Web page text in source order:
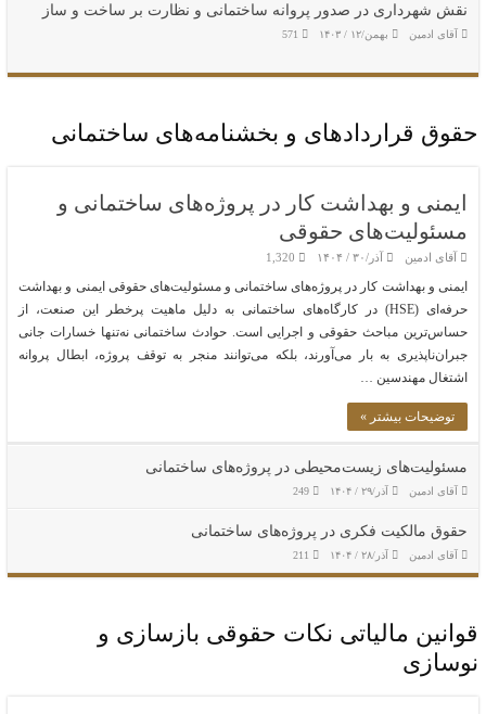
نقش شهرداری در صدور پروانه ساختمانی و نظارت بر ساخت و ساز
آقای ادمین بهمن/۱۲ / ۱۴۰۳ 571
حقوق قراردادهای و بخشنامه‌های ساختمانی
ایمنی و بهداشت کار در پروژه‌های ساختمانی و
مسئولیت‌های حقوقی
آقای ادمین آذر/۳۰ / ۱۴۰۴ 1,320
ایمنی و بهداشت کار در پروژه‌های ساختمانی و مسئولیت‌های حقوقی ایمنی و بهداشت
حرفه‌ای (HSE) در کارگاه‌های ساختمانی به دلیل ماهیت پرخطر این صنعت، از
حساس‌ترین مباحث حقوقی و اجرایی است. حوادث ساختمانی نه‌تنها خسارات جانی
جبران‌ناپذیری به بار می‌آورند، بلکه می‌توانند منجر به توقف پروژه، ابطال پروانه
اشتغال مهندسین …
توضیحات بیشتر »
مسئولیت‌های زیست‌محیطی در پروژه‌های ساختمانی
آقای ادمین آذر/۲۹ / ۱۴۰۴ 249
حقوق مالکیت فکری در پروژه‌های ساختمانی
آقای ادمین آذر/۲۸ / ۱۴۰۴ 211
قوانین مالیاتی نکات حقوقی بازسازی و
نوسازی